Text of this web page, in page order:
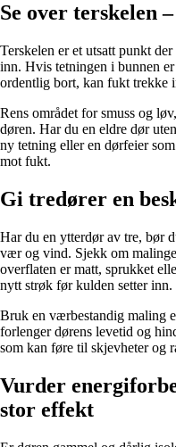
Se over terskelen
Terskelen er et utsatt punkt
inn. Hvis tetningen i bunnen
ordentlig bort, kan fukt trekke
Rens området for smuss og
døren. Har du en eldre dør
ny tetning eller en dørfeier
mot fukt.
Gi tredører en
Har du en ytterdør av tre, bør
vær og vind. Sjekk om
overflaten er matt, sprukket
nytt strøk før kulden setter inn.
Bruk en værbestandig maling
forlenger dørens levetid og
som kan føre til skjevheter og
Vurder
stor effekt